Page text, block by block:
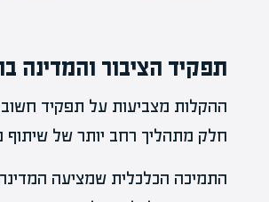
תפקיד הציבור והמדינה
ההקלות מצביעות על תפקיד
חלק מתהליך רחב יותר של שיתוף
התמיכה הכלכלית שמציעה